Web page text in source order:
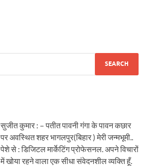
सुजीत कुमार : – पतीत पावनी गंगा के पावन कछार
पर अवस्थित शहर भागलपुर(बिहार ) मेरी जन्मभूमी..
पेशे से : डिजिटल मार्केटिंग प्रोफेसनल. अपने विचारों
में खोया रहने वाला एक सीधा संवेदनशील व्यक्ति हूँ.